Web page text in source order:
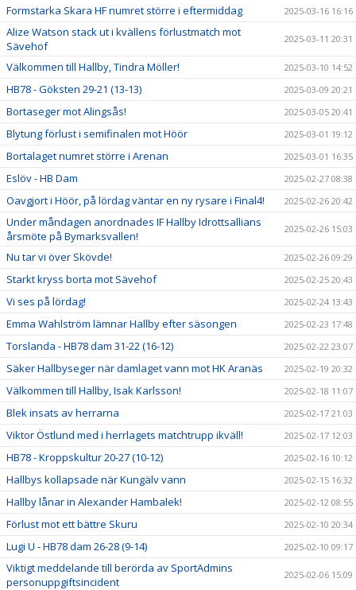
Formstarka Skara HF numret större i eftermiddag 2025-03-16 16:16
Alize Watson stack ut i kvällens förlustmatch mot
Sävehof
2025-03-11 20:31
Välkommen till Hallby, Tindra Möller! 2025-03-10 14:52
HB78 - Göksten 29-21 (13-13) 2025-03-09 20:21
Bortaseger mot Alingsås! 2025-03-05 20:41
Blytung förlust i semifinalen mot Höör 2025-03-01 19:12
Bortalaget numret större i Arenan 2025-03-01 16:35
Eslöv - HB Dam 2025-02-27 08:38
Oavgjort i Höör, på lördag väntar en ny rysare i Final4! 2025-02-26 20:42
Under måndagen anordnades IF Hallby Idrottsallians
årsmöte på Bymarksvallen!
2025-02-26 15:03
Nu tar vi över Skövde! 2025-02-26 09:29
Starkt kryss borta mot Sävehof 2025-02-25 20:43
Vi ses på lördag! 2025-02-24 13:43
Emma Wahlström lämnar Hallby efter säsongen 2025-02-23 17:48
Torslanda - HB78 dam 31-22 (16-12) 2025-02-22 23:07
Säker Hallbyseger när damlaget vann mot HK Aranäs 2025-02-19 20:32
Välkommen till Hallby, Isak Karlsson! 2025-02-18 11:07
Blek insats av herrarna 2025-02-17 21:03
Viktor Östlund med i herrlagets matchtrupp ikväll! 2025-02-17 12:03
HB78 - Kroppskultur 20-27 (10-12) 2025-02-16 10:12
Hallbys kollapsade när Kungälv vann 2025-02-15 16:32
Hallby lånar in Alexander Hambalek! 2025-02-12 08:55
Förlust mot ett bättre Skuru 2025-02-10 20:34
Lugi U - HB78 dam 26-28 (9-14) 2025-02-10 09:17
Viktigt meddelande till berörda av SportAdmins
personuppgiftsincident
2025-02-06 15:09